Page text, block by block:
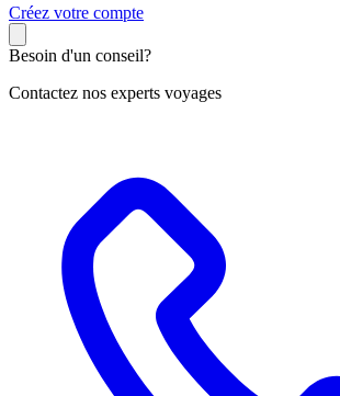
Créez votre compte
Besoin d'un conseil?
Contactez nos experts voyages